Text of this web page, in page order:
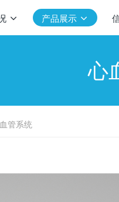
产品展示
心
管系统